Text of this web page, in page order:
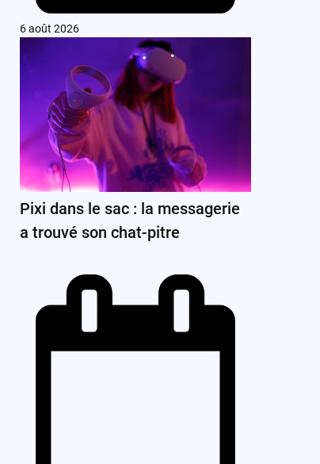
6 août 2026
Pixi dans le sac : la messagerie
a trouvé son chat-pitre